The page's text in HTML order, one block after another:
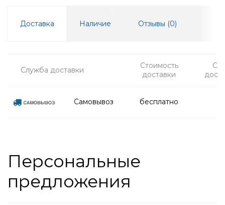
Доставка Наличие Отзывы (0)
Служба доставки
Стоимость
доставки
Самовывоз бесплатно
Персональные
предложения